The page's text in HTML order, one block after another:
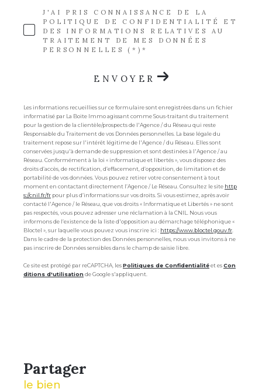
J'AI PRIS CONNAISSANCE DE LA
POLITIQUE DE CONFIDENTIALITÉ ET
DES INFORMATIONS RELATIVES AU
TRAITEMENT DE MES DONNÉES
PERSONNELLES (*)*
ENVOYER
Les informations recueillies sur ce formulaire sont enregistrées dans un fichier
informatisé par La Boite Immo agissant comme Sous-traitant du traitement
pour la gestion de la clientèle/prospects de l'Agence / du Réseau qui reste
Responsable du Traitement de vos Données personnelles. La base légale du
traitement repose sur l'intérêt légitime de l'Agence / du Réseau. Elles sont
conservées jusqu'à demande de suppression et sont destinées à l'Agence / au
Réseau. Conformément à la loi « informatique et libertés », vous disposez des
droits d’accès, de rectification, d’effacement, d’opposition, de limitation et de
portabilité de vos données. Vous pouvez retirer votre consentement à tout
moment en contactant directement l’Agence / Le Réseau. Consultez le site http
s://cnil.fr/fr pour plus d’informations sur vos droits. Si vous estimez, après avoir
contacté l'Agence / le Réseau, que vos droits « Informatique et Libertés » ne sont
pas respectés, vous pouvez adresser une réclamation à la CNIL. Nous vous
informons de l’existence de la liste d'opposition au démarchage téléphonique «
Bloctel », sur laquelle vous pouvez vous inscrire ici : https://www.bloctel.gouv.fr
Dans le cadre de la protection des Données personnelles, nous vous invitons à ne
pas inscrire de Données sensibles dans le champ de saisie libre.
Ce site est protégé par reCAPTCHA, lesPolitiques de Confidentialitéet esCon
ditions d'utilisationde Google s'appliquent.
partager
le bien